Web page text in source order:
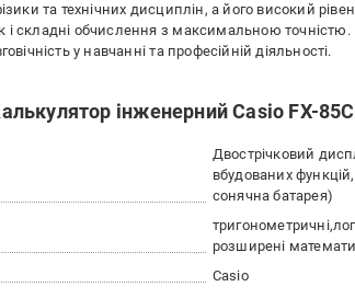
та технічних дисциплін, а його високий
і складні обчислення з максимальною
у навчанні та професійній діяльності.
інженерний Casio FX-
Двострічковий
вбудованих
сонячна батарея)
розширені
Casio